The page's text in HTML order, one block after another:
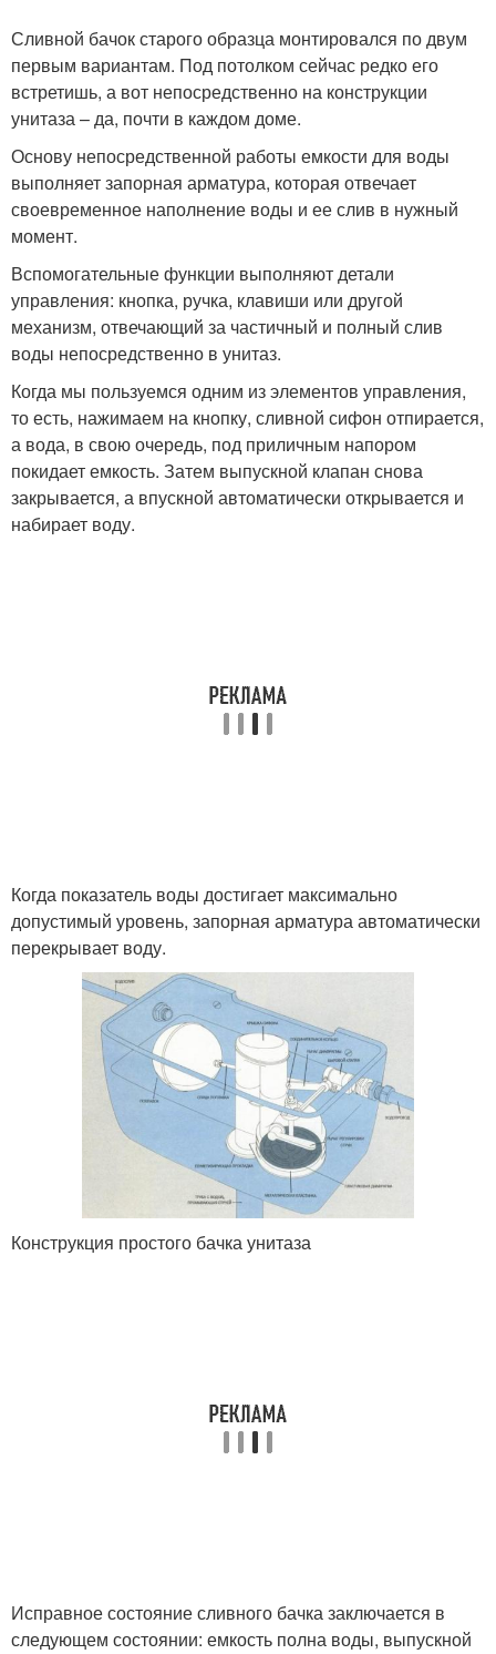
Сливной бачок старого образца монтировался по двум
первым вариантам. Под потолком сейчас редко его
встретишь, а вот непосредственно на конструкции
унитаза – да, почти в каждом доме.
Основу непосредственной работы емкости для воды
выполняет запорная арматура, которая отвечает
своевременное наполнение воды и ее слив в нужный
момент.
Вспомогательные функции выполняют детали
управления: кнопка, ручка, клавиши или другой
механизм, отвечающий за частичный и полный слив
воды непосредственно в унитаз.
Когда мы пользуемся одним из элементов управления,
то есть, нажимаем на кнопку, сливной сифон отпирается,
а вода, в свою очередь, под приличным напором
покидает емкость. Затем выпускной клапан снова
закрывается, а впускной автоматически открывается и
набирает воду.
Когда показатель воды достигает максимально
допустимый уровень, запорная арматура автоматически
перекрывает воду.
Конструкция простого бачка унитаза
Исправное состояние сливного бачка заключается в
следующем состоянии: емкость полна воды, выпускной